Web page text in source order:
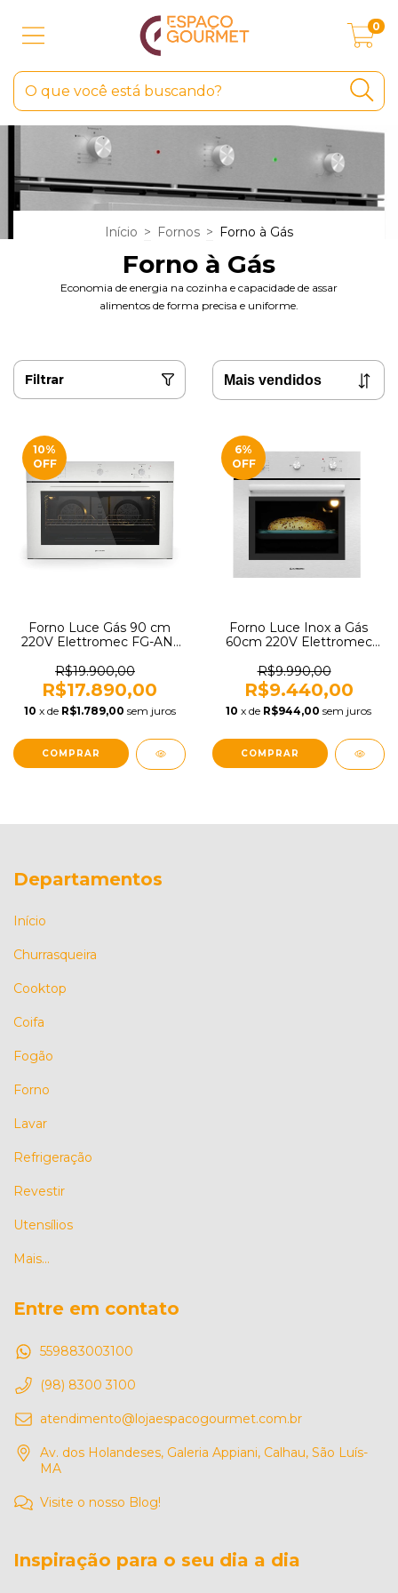
0
Início > Fornos > Forno à Gás
Forno à Gás
Economia de energia na cozinha e capacidade de assar
alimentos de forma precisa e uniforme.
Filtrar
10%
OFF
Forno Luce Gás 90 cm
220V Elettromec FG-AN-
R$19.900,00
R$17.890,00
10 x de R$1.789,00 sem juros
6%
OFF
Forno Luce Inox a Gás
60cm 220V Elettromec
R$9.990,00
R$9.440,00
10 x de R$944,00 sem juros
Departamentos
Início
Churrasqueira
Cooktop
Coifa
Fogão
Forno
Lavar
Refrigeração
Revestir
Utensílios
Mais...
Entre em contato
559883003100
(98) 8300 3100
atendimento@lojaespacogourmet.com.br
Av. dos Holandeses, Galeria Appiani, Calhau, São Luís-
MA
Visite o nosso Blog!
Inspiração para o seu dia a dia